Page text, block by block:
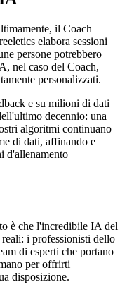
il Coach
elabora sessioni
persone potrebbero
nel caso del Coach,
personalizzati.
e su milioni di dati
decennio: una
algoritmi continuano
di dati, affinando e
d'allenamento
è che l'incredibile IA del
i professionisti dello
di esperti che portano
per offrirti
disposizione.